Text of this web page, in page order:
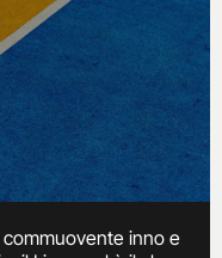
commuovente inno e